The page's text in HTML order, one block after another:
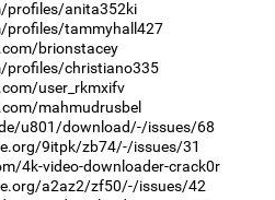
profiles/anita352ki
profiles/tammyhall427
brionstacey
profiles/christiano335
user_rkmxifv
mahmudrusbel
u801/download/-/issues/68
9itpk/zb74/-/issues/31
4k-video-downloader-crack0r
a2az2/zf50/-/issues/42